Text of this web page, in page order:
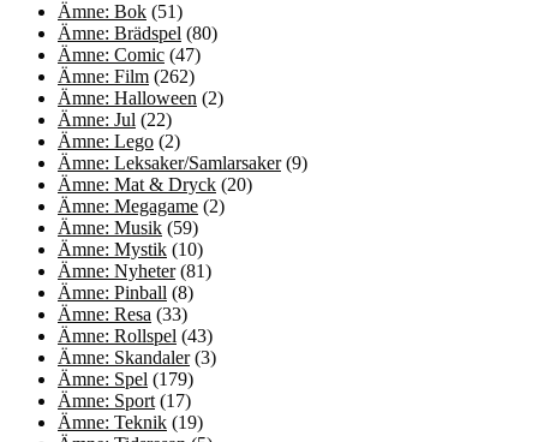
Ämne: Bok (51)
Ämne: Brädspel (80)
Ämne: Comic (47)
Ämne: Film (262)
Ämne: Halloween (2)
Ämne: Jul (22)
Ämne: Lego (2)
Ämne: Leksaker/Samlarsaker(9)
Ämne: Mat & Dryck (20)
Ämne: Megagame (2)
Ämne: Musik (59)
Ämne: Mystik (10)
Ämne: Nyheter(81)
Ämne: Pinball (8)
Ämne: Resa (33)
Ämne: Rollspel (43)
Ämne: Skandaler(3)
Ämne: Spel (179)
Ämne: Sport (17)
Ämne: Teknik (19)